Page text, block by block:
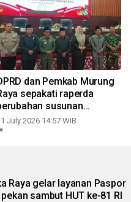
dan Pemkab Murung
sepakati raperda
susunan
daerah
July 2026 14:57 WIB
Raya gelar layanan Paspor
sambut HUT ke-81 RI